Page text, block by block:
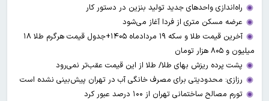
راه‌اندازی واحدهای جدید تولید بنزین در دستور کار
عرضه مسکن متری از فردا آغاز می‌شود
آخرین قیمت طلا و سکه ۱۹ مردادماه ۱۴۰۵+جدول قیمت هرگرم طلا ۱۸
میلیون و ۸۰۵ هزار تومان
پشت پرده ریزش بهای طلا/ طلا از این قیمت عقب‌تر نمی‌رود
رزازی: محدودیتی برای مصرف خانگی آب در تهران پیش‌بینی نشده است
تورم مصالح ساختمانی تهران از ۱۰۰ درصد عبور کرد